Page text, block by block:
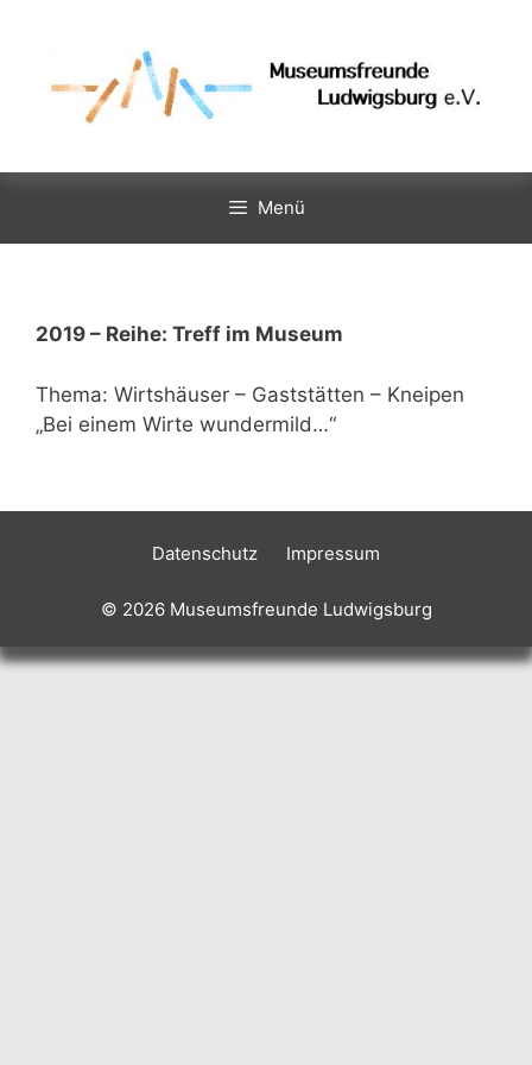
Menü
2019 – Reihe: Treff im Museum
Thema: Wirtshäuser – Gaststätten – Kneipen
„Bei einem Wirte wundermild…“
Datenschutz Impressum
© 2026 Museumsfreunde Ludwigsburg